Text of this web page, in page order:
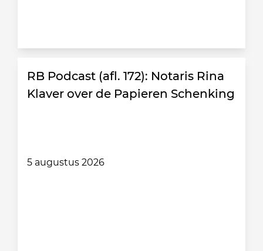
RB Podcast (afl. 172): Notaris Rina
Klaver over de Papieren Schenking
5 augustus 2026